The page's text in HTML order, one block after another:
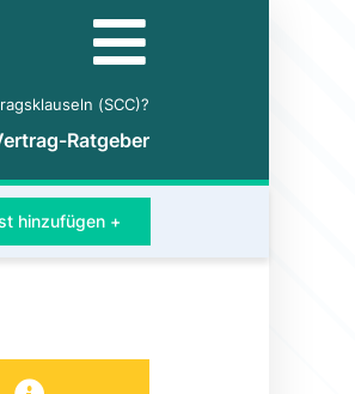
(SCC)?
Ratgeber
hinzufügen +